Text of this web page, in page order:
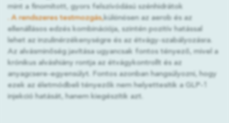
mint a finomított, gyors felszívódású szénhidrátok
. A rendszeres testmozgás,különösen az aerob és az
ellenállásos edzés kombinációja, szintén pozitív hatással
lehet az inzulinérzékenységre és az étvágy-szabályozásra.
Az alvásminőség javítása ugyancsak fontos tényező, mivel a
krónikus alváshiány rontja az étvágykontrollt és az
anyagcsere-egyensúlyt. Fontos azonban hangsúlyozni, hogy
ezek az életmódbeli tényezők nem helyettesítik a GLP-1
injekció hatását, hanem kiegészítik azt.